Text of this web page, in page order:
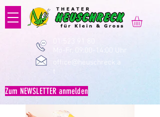
Zum NEWSLETTER anmelden
Mo-Fr, 09:00-14:00 Uhr
office@heuschreck.a
t